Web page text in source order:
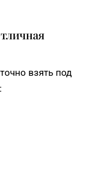
взять под